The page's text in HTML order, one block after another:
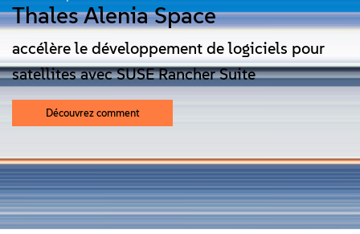
Support et services
Partenaires
Communautés
Qui sommes-nous
Contact
Thales Alenia Space
accélère le développement de logiciels pour
satellites avec SUSE Rancher Suite
Découvrez comment